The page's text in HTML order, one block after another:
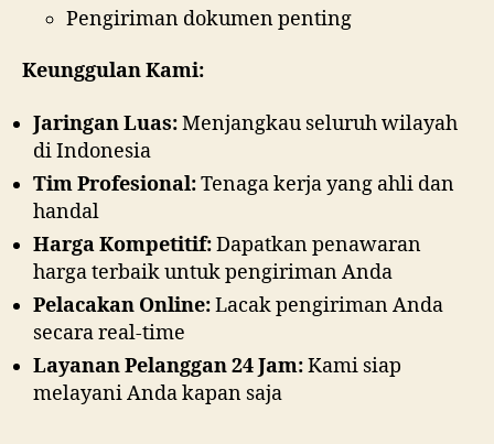
Pengiriman dokumen penting
Keunggulan Kami:
Jaringan Luas:Menjangkau seluruh wilayah
di Indonesia
Tim Profesional:Tenaga kerja yang ahli dan
handal
Harga Kompetitif:Dapatkan penawaran
harga terbaik untuk pengiriman Anda
Pelacakan Online:Lacak pengiriman Anda
secara real-time
Layanan Pelanggan 24 Jam:Kami siap
melayani Anda kapan saja